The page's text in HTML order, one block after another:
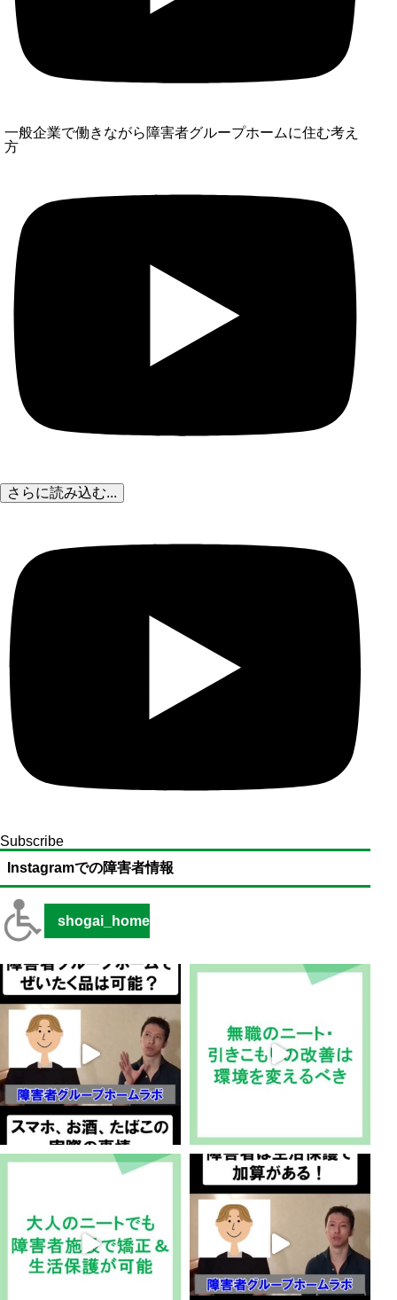
一般企業で働きながら障害者グループホームに住む考え
方
さらに読み込む...
Subscribe
Instagramでの障害者情報
shogai_home